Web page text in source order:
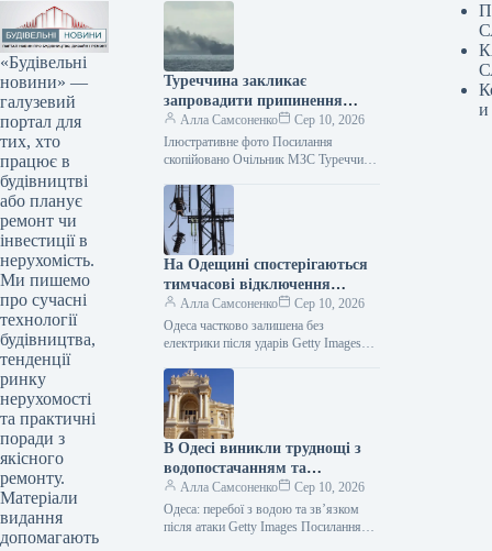
«Будівельні
новини» —
галузевий
портал для
тих, хто
працює в
будівництві
або планує
ремонт чи
інвестиції в
нерухомість.
Ми пишемо
про сучасні
технології
будівництва,
тенденції
ринку
нерухомості
та практичні
поради з
якісного
ремонту.
Матеріали
видання
допомагають
Туреччина закликає
запровадити припинення
вогню щодо суден у Чорному
морі.
Алла Самсоненко
Сер 10, 2026
Ілюстративне фото Посилання
скопійовано Очільник МЗС Туреччини
висунула заклик до України та Росії
щодо встановлення…
На Одещині спостерігаються
тимчасові відключення
електроенергії через одну з
найсерйозніших атак,
здійснених РФ.
Алла Самсоненко
Сер 10, 2026
Одеса частково залишена без
електрики після ударів Getty Images
один із наймасовіших нападів на
Одещину цього…
В Одесі виникли труднощі з
водопостачанням та
комунікаціями після ударів.
Алла Самсоненко
Сер 10, 2026
Одеса: перебої з водою та зв’язком
після атаки Getty Images Посилання
и